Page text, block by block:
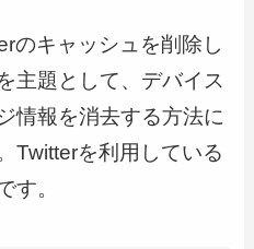
のキャッシュを削除し
主題として、デバイス
情報を消去する方法に
Twitterを利用している
す。